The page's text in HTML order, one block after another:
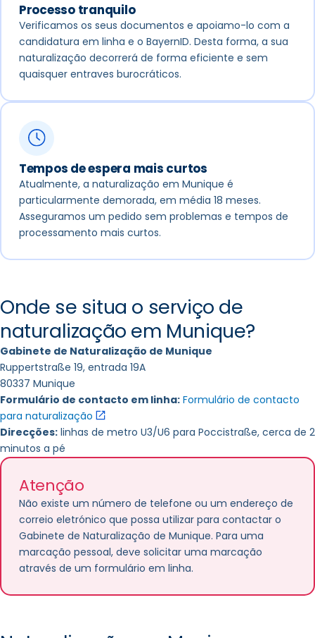
Processo tranquilo
Verificamos os seus documentos e apoiamo-lo com a
candidatura em linha e o BayernID. Desta forma, a sua
naturalização decorrerá de forma eficiente e sem
quaisquer entraves burocráticos.
Tempos de espera mais curtos
Atualmente, a naturalização em Munique é
particularmente demorada, em média 18 meses.
Asseguramos um pedido sem problemas e tempos de
processamento mais curtos.
Onde se situa o serviço de
naturalização em Munique?
Gabinete de Naturalização de Munique
Ruppertstraße 19, entrada 19A
80337 Munique
Formulário de contacto em linha: Formulário de contacto
para naturalização
Direcções: linhas de metro U3/U6 para Poccistraße, cerca de 2
minutos a pé
Atenção
Não existe um número de telefone ou um endereço de
correio eletrónico que possa utilizar para contactar o
Gabinete de Naturalização de Munique. Para uma
marcação pessoal, deve solicitar uma marcação
através de um formulário em linha.